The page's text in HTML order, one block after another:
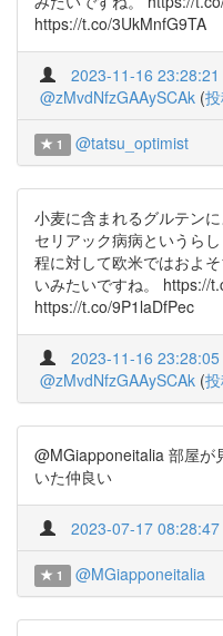
https://t.co/3UkMnfG9TA
2023-11-16 23:28:21
@zMvdNfzGAAySCAk (
1 @tatsu_optimist
小麦に含まれるグルテン
セリアック病病というら
程に対して欧米ではおよ
いみたいですね。 https://
https://t.co/9P1laDfPec
2023-11-16 23:28:05
@zMvdNfzGAAySCAk (
@MGiapponeitalia 部屋が
いた仲良い
2023-07-17 08:28:47
1 @MGiapponeitalia